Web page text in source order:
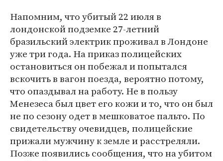
Напомним, что убитый 22 июля в
лондонской подземке 27-летний
бразильский электрик проживал в Лондоне
уже три года. На приказ полицейских
остановиться он побежал и попытался
вскочить в вагон поезда, вероятно потому,
что опаздывал на работу. Не в пользу
Менезеса был цвет его кожи и то, что он был
не по сезону одет в мешковатое пальто. По
свидетельству очевидцев, полицейские
прижали мужчину к земле и расстреляли.
Позже появились сообщения, что на убитом